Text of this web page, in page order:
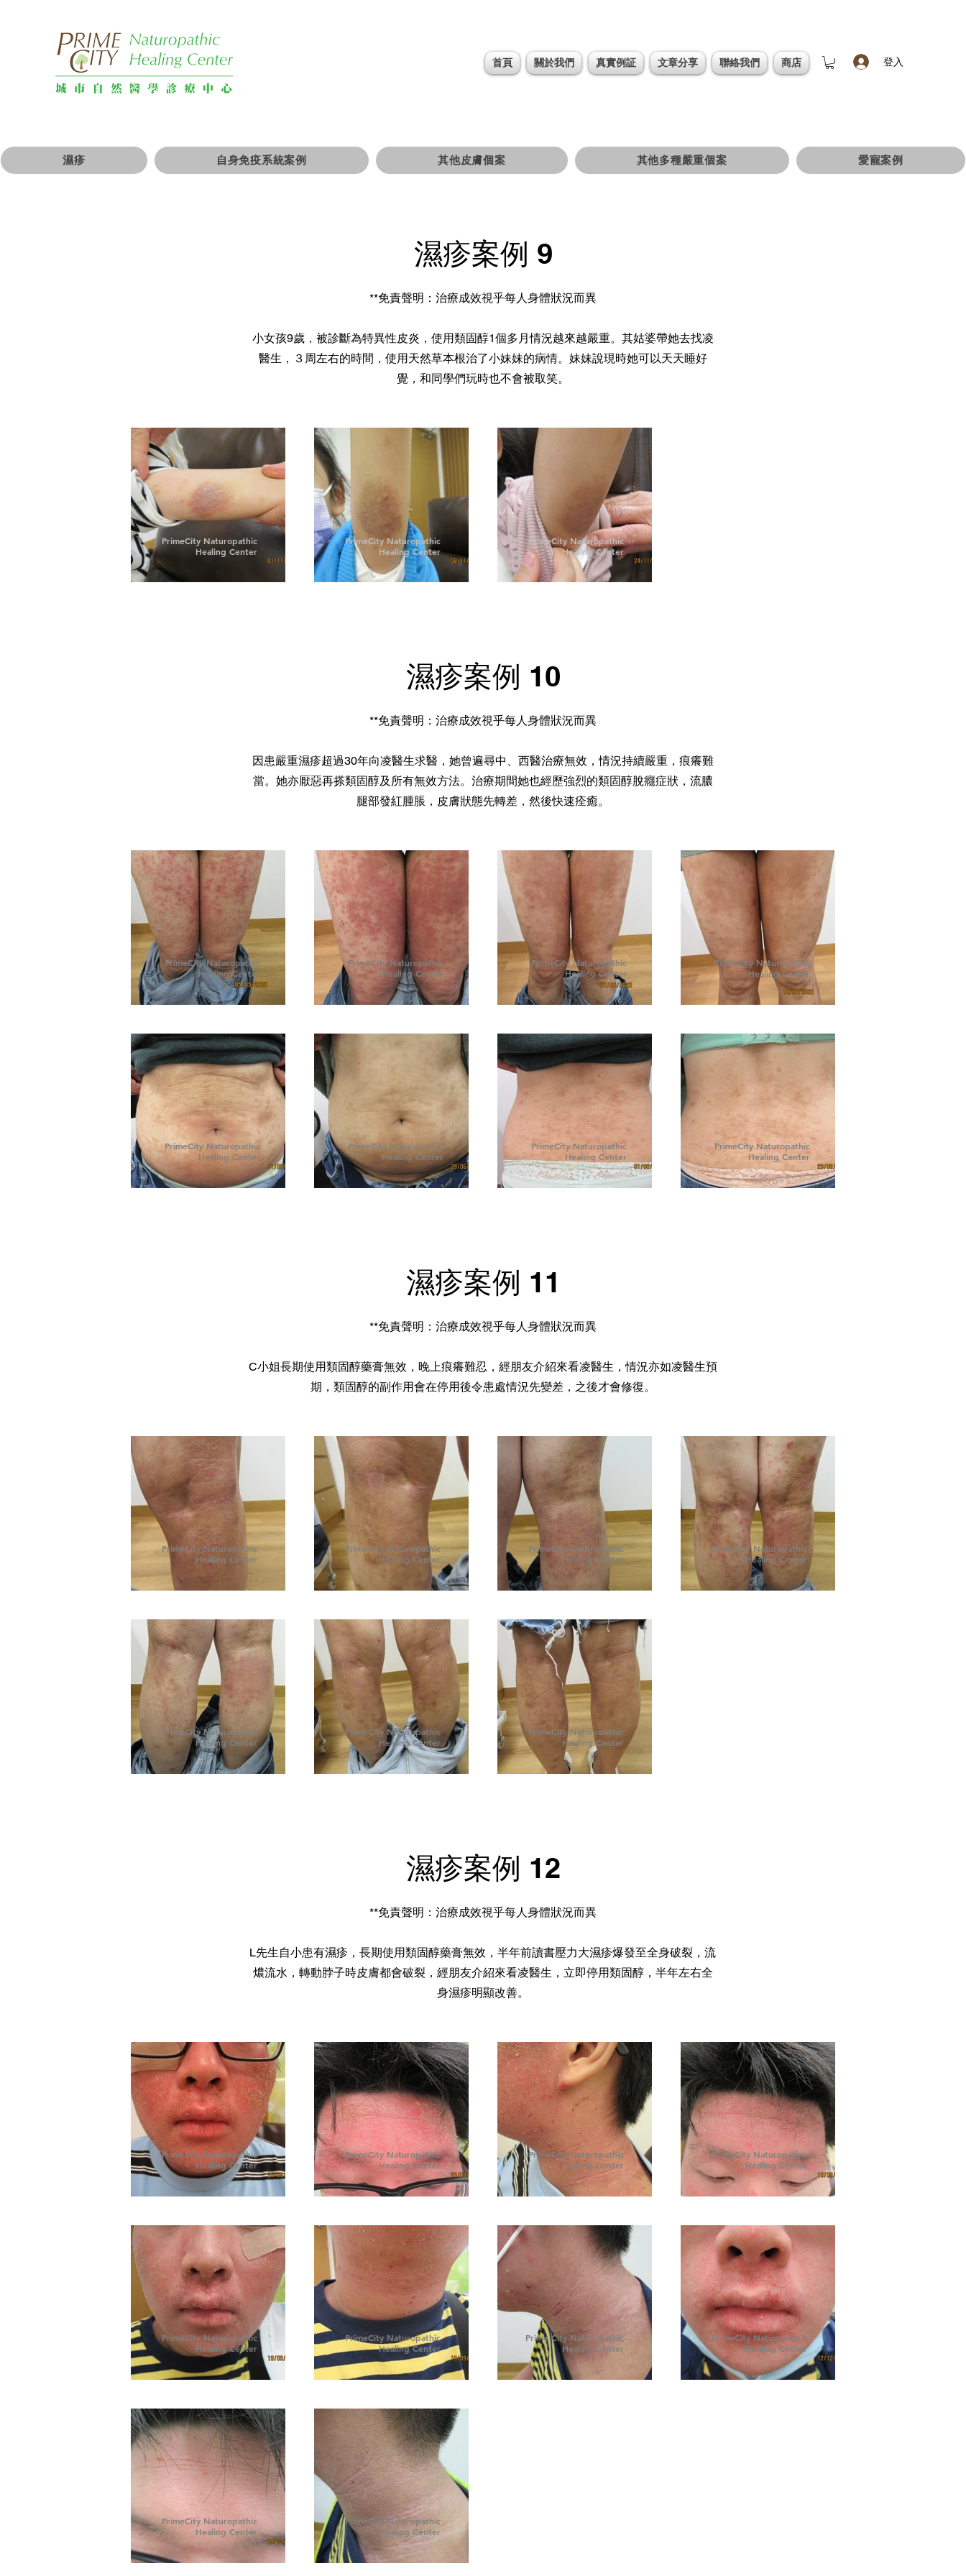
首頁 關於我們 真實例証 文章分享 聯絡我們 商店 登入
濕疹 自身免疫系統案例 其他皮膚個案 其他多種嚴重個案 愛寵案例
濕疹案例 9
**免責聲明：治療成效視乎每人身體狀況而異
小女孩9歲，被診斷為特異性皮炎，使用類固醇1個多月情況越來越嚴重。其姑婆帶她去找凌
醫生，３周左右的時間，使用天然草本根治了小妹妹的病情。妹妹說現時她可以天天睡好
覺，和同學們玩時也不會被取笑。
PrimeCity Naturopathic
Healing Center
PrimeCity Naturopathic
Healing Center
PrimeCity Naturopathic
Healing Center
濕疹案例 10
**免責聲明：治療成效視乎每人身體狀況而異
因患嚴重濕疹超過30年向凌醫生求醫，她曾遍尋中、西醫治療無效，情況持續嚴重，痕癢難
當。她亦厭惡再搽類固醇及所有無效方法。治療期間她也經歷強烈的類固醇脫癮症狀，流膿
腿部發紅腫脹，皮膚狀態先轉差，然後快速痊癒。
PrimeCity Naturopathic
Healing Center
PrimeCity Naturopathic
Healing Center
PrimeCity Naturopathic
Healing Center
PrimeCity Naturopathic
Healing Center
PrimeCity Naturopathic
Healing Center
PrimeCity Naturopathic
Healing Center
PrimeCity Naturopathic
Healing Center
PrimeCity Naturopathic
Healing Center
濕疹案例 11
**免責聲明：治療成效視乎每人身體狀況而異
C小姐長期使用類固醇藥膏無效，晚上痕癢難忍，經朋友介紹來看凌醫生，情況亦如凌醫生預
期，類固醇的副作用會在停用後令患處情況先變差，之後才會修復。
PrimeCity Naturopathic
Healing Center
PrimeCity Naturopathic
Healing Center
PrimeCity Naturopathic
Healing Center
PrimeCity Naturopathic
Healing Center
PrimeCity Naturopathic
Healing Center
PrimeCity Naturopathic
Healing Center
PrimeCity Naturopathic
Healing Center
濕疹案例 12
**免責聲明：治療成效視乎每人身體狀況而異
L先生自小患有濕疹，長期使用類固醇藥膏無效，半年前讀書壓力大濕疹爆發至全身破裂，流
燶流水，轉動脖子時皮膚都會破裂，經朋友介紹來看凌醫生，立即停用類固醇，半年左右全
身濕疹明顯改善。
PrimeCity Naturopathic
Healing Center
PrimeCity Naturopathic
Healing Center
PrimeCity Naturopathic
Healing Center
PrimeCity Naturopathic
Healing Center
PrimeCity Naturopathic
Healing Center
PrimeCity Naturopathic
Healing Center
Prime City Naturopathic
Healing Center
PrimeCity Naturopathic
Healing Center
PrimeCity Naturopathic
Healing Center
PrimeCity Naturopathic
Healing Center